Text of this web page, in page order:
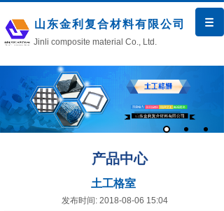
山东金利复合材料有限公司
Jinli composite material Co., Ltd.
产品中心
土工格室
发布时间: 2018-08-06 15:04